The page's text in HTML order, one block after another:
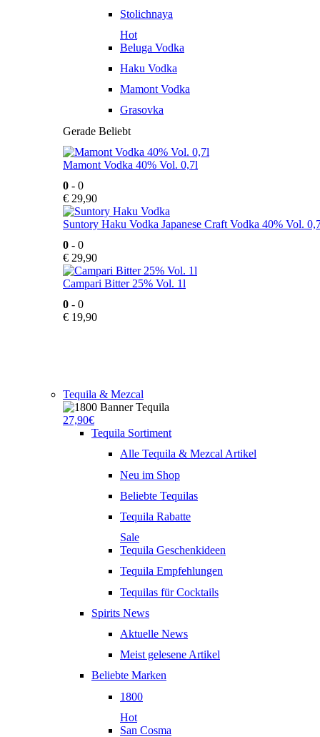
Stolichnaya
Hot
Beluga Vodka
Haku Vodka
Mamont Vodka
Grasovka
Gerade Beliebt
Mamont Vodka 40% Vol. 0,7l
0 - 0
€ 29,90
Suntory Haku Vodka Japanese Craft Vodka 40% Vol.
0 - 0
€ 29,90
Campari Bitter 25% Vol. 1l
0 - 0
€ 19,90
Tequila & Mezcal
27,90€
Tequila Sortiment
Alle Tequila & Mezcal Artikel
Neu im Shop
Beliebte Tequilas
Tequila Rabatte
Sale
Tequila Geschenkideen
Tequila Empfehlungen
Tequilas für Cocktails
Spirits News
Aktuelle News
Meist gelesene Artikel
Beliebte Marken
1800
Hot
San Cosma